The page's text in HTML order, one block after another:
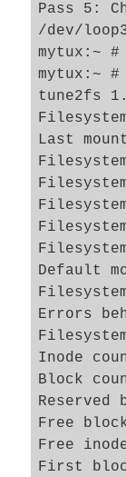
Pass 5:
/dev/
mytux:~ #
mytux:~
tune2fs
Last
Default
Errors
Inode
Block
Free
Free
First